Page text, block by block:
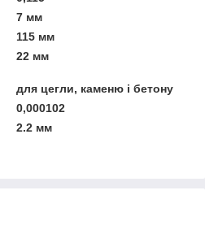
7 мм
115 мм
22 мм
для цегли, каменю і бетону
0,000102
2.2 мм